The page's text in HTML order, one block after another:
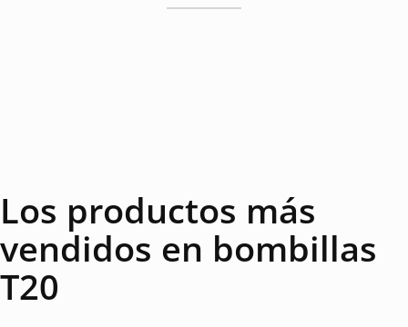
Los productos más
vendidos en bombillas
T20